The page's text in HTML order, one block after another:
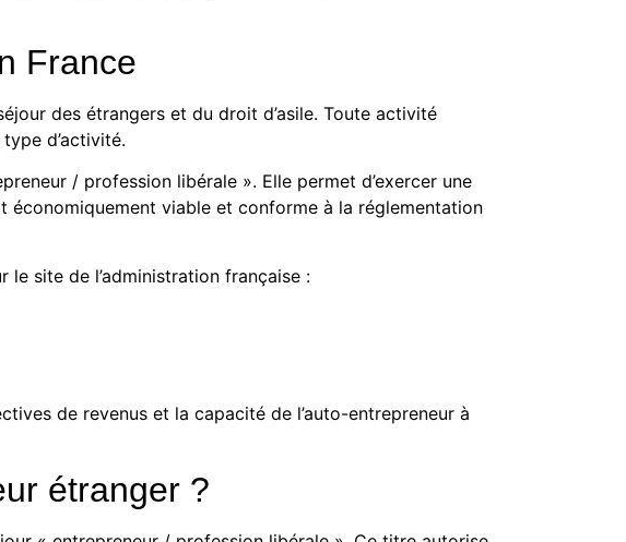
France
des étrangers et du droit d’asile. Toute activité
d’activité.
/ profession libérale ». Elle permet d’exercer une
viable et conforme à la réglementation
site de l’administration française :
de revenus et la capacité de l’auto-entrepreneur à
étranger ?